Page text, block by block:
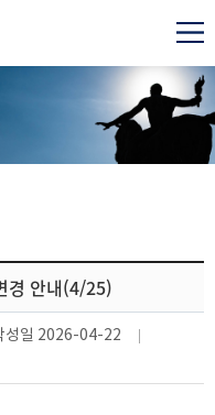
경 안내(4/25)
성일 2026-04-22